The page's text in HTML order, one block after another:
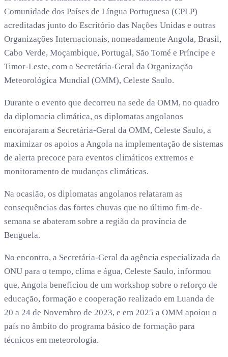
Comunidade dos Países de Língua Portuguesa (CPLP)
acreditadas junto do Escritório das Nações Unidas e outras
Organizações Internacionais, nomeadamente Angola, Brasil,
Cabo Verde, Moçambique, Portugal, São Tomé e Príncipe e
Timor-Leste, com a Secretária-Geral da Organização
Meteorológica Mundial (OMM), Celeste Saulo.
Durante o evento que decorreu na sede da OMM, no quadro
da diplomacia climática, os diplomatas angolanos
encorajaram a Secretária-Geral da OMM, Celeste Saulo, a
maximizar os apoios a Angola na implementação de sistemas
de alerta precoce para eventos climáticos extremos e
monitoramento de mudanças climáticas.
Na ocasião, os diplomatas angolanos relataram as
consequências das fortes chuvas que no último fim-de-
semana se abateram sobre a região da província de
Benguela.
No encontro, a Secretária-Geral da agência especializada da
ONU para o tempo, clima e água, Celeste Saulo, informou
que, Angola beneficiou de um workshop sobre o reforço de
educação, formação e cooperação realizado em Luanda de
20 a 24 de Novembro de 2023, e em 2025 a OMM apoiou o
país no âmbito do programa básico de formação para
técnicos em meteorologia.